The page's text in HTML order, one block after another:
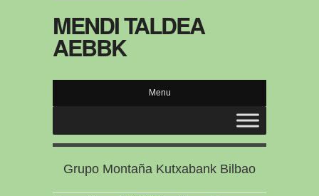
MENDI TALDEA
AEBBK
Menu
Grupo Montaña Kutxabank Bilbao